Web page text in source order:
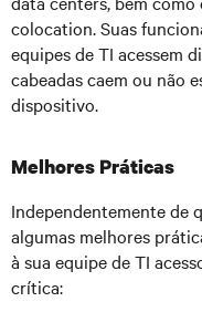
colocation. Suas
equipes de TI acessem
cabeadas caem ou não
dispositivo.
Melhores Práticas
Independentemente de
algumas melhores
à sua equipe de TI
crítica: